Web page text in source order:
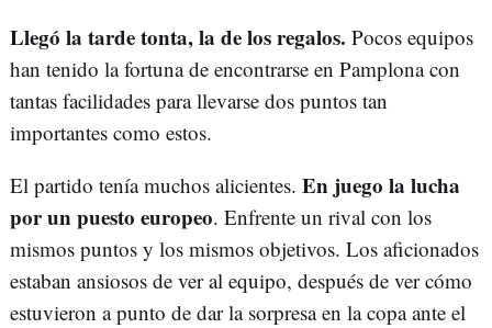
Llegó la tarde tonta, la de los regalos. Pocos equipos
han tenido la fortuna de encontrarse en Pamplona con
tantas facilidades para llevarse dos puntos tan
importantes como estos.
El partido tenía muchos alicientes. En juego la lucha
por un puesto europeo. Enfrente un rival con los
mismos puntos y los mismos objetivos. Los aficionados
estaban ansiosos de ver al equipo, después de ver cómo
estuvieron a punto de dar la sorpresa en la copa ante el